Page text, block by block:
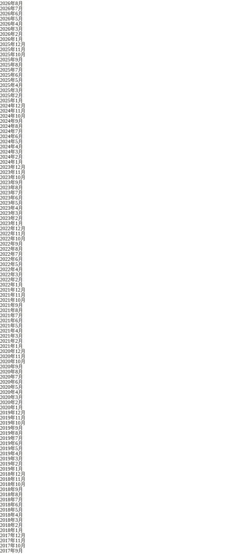
2026年8月
2026年7月
2026年6月
2026年5月
2026年4月
2026年3月
2026年2月
2026年1月
2025年12月
2025年11月
2025年10月
2025年9月
2025年8月
2025年7月
2025年6月
2025年5月
2025年4月
2025年3月
2025年2月
2025年1月
2024年12月
2024年11月
2024年10月
2024年9月
2024年8月
2024年7月
2024年6月
2024年5月
2024年4月
2024年3月
2024年2月
2024年1月
2023年12月
2023年11月
2023年10月
2023年9月
2023年8月
2023年7月
2023年6月
2023年5月
2023年4月
2023年3月
2023年2月
2023年1月
2022年12月
2022年11月
2022年10月
2022年9月
2022年8月
2022年7月
2022年6月
2022年5月
2022年4月
2022年3月
2022年2月
2022年1月
2021年12月
2021年11月
2021年10月
2021年9月
2021年8月
2021年7月
2021年6月
2021年5月
2021年4月
2021年3月
2021年2月
2021年1月
2020年12月
2020年11月
2020年10月
2020年9月
2020年8月
2020年7月
2020年6月
2020年5月
2020年4月
2020年3月
2020年2月
2020年1月
2019年12月
2019年11月
2019年10月
2019年9月
2019年8月
2019年7月
2019年6月
2019年5月
2019年4月
2019年3月
2019年2月
2019年1月
2018年12月
2018年11月
2018年10月
2018年9月
2018年8月
2018年7月
2018年6月
2018年5月
2018年4月
2018年3月
2018年2月
2018年1月
2017年12月
2017年11月
2017年10月
2017年9月